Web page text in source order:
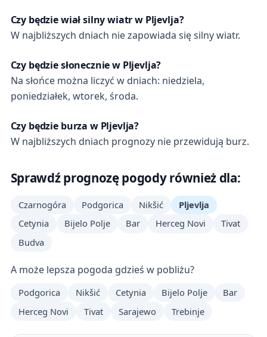
Czy będzie wiał silny wiatr w Pljevlja?
W najbliższych dniach nie zapowiada się silny wiatr.
Czy będzie słonecznie w Pljevlja?
Na słońce można liczyć w dniach: niedziela,
poniedziałek, wtorek, środa.
Czy będzie burza w Pljevlja?
W najbliższych dniach prognozy nie przewidują burz.
Sprawdź prognozę pogody również dla:
Czarnogóra Podgorica Nikšić
Pljevlja
Cetynia
Bijelo Polje Bar Herceg Novi
Tivat
Budva
A może lepsza pogoda gdzieś w pobliżu?
Podgorica Nikšić Cetynia Bijelo Polje
Bar
Herceg Novi
Tivat Sarajewo Trebinje